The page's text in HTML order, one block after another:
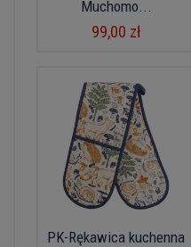
Muchomo...
99,00 zł
PK-Rękawica kuchenna